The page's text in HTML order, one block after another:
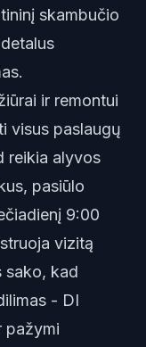
skambučio
ir remontui
visus paslaugų
reikia alyvos
pasiūlo
9:00
vizitą
sako, kad
- DI
pažymi